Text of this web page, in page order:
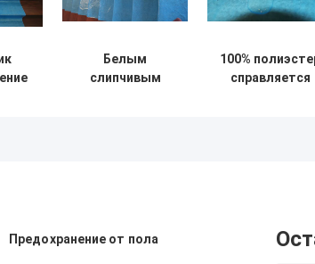
Белым
слипчивым
100%
справляется
180g/Sqm для
художников
Предохранение от пола